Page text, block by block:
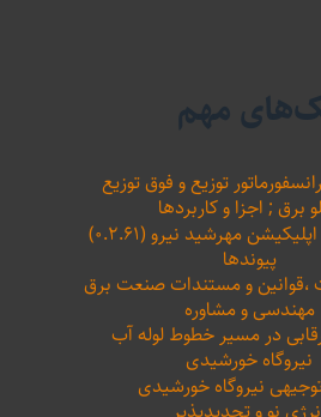
مهم
توزیع و فوق توزیع
برق ; اجزا و کاربردها
مهرشید نیرو (۰.۲.۶۱)
پیوندها
،‌قوانین و مستندات صنعت برق
مهندسی و مشاوره
در مسیر خطوط لوله آب
نیروگاه خورشیدی
نیروگاه خورشیدی